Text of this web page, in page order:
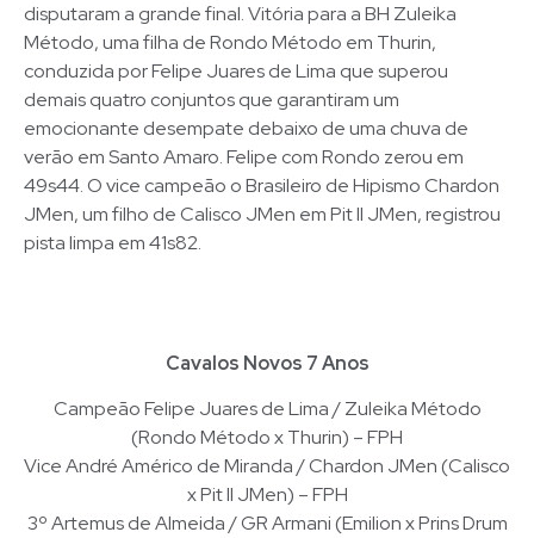
disputaram a grande final. Vitória para a BH Zuleika
Método, uma filha de Rondo Método em Thurin,
conduzida por Felipe Juares de Lima que superou
demais quatro conjuntos que garantiram um
emocionante desempate debaixo de uma chuva de
verão em Santo Amaro. Felipe com Rondo zerou em
49s44. O vice campeão o Brasileiro de Hipismo Chardon
JMen, um filho de Calisco JMen em Pit II JMen, registrou
pista limpa em 41s82.
Cavalos Novos 7 Anos
Campeão Felipe Juares de Lima / Zuleika Método
(Rondo Método x Thurin) – FPH
Vice André Américo de Miranda / Chardon JMen (Calisco
x Pit II JMen) – FPH
3º Artemus de Almeida / GR Armani (Emilion x Prins Drum